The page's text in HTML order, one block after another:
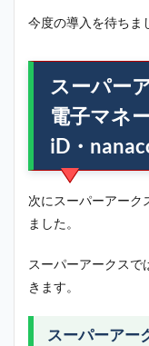
今度の導入を待ちま
スーパー
電子マネ
iD・
次にスーパーアーク
ました。
スーパーアークスで
きます。
スーパーアー